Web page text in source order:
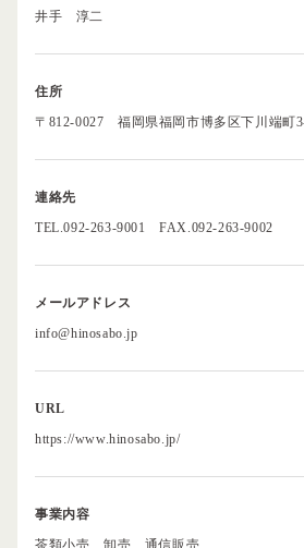
井手 淳二
住所
〒812-0027 福岡県福岡市博多区下川端
連絡先
TEL.092-263-9001FAX.092-263-9002
メールアドレス
info@hinosabo.jp
URL
https://www.hinosabo.jp/
事業内容
茶類小売、卸売、通信販売